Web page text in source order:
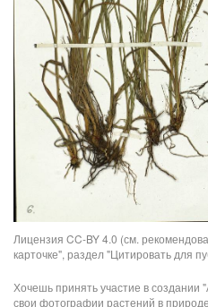
Лицензия CC-BY 4.0 (см.
карточке", раздел "Цитировать для
Хочешь принять участие в
свои фотографии растений в